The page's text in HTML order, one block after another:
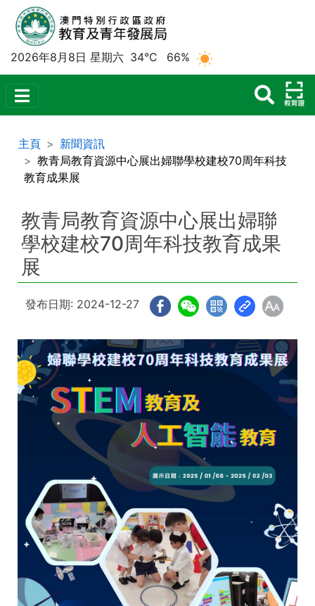
2026年8月8日 星期六 34°C 66%
主頁
新聞資訊
教青局教育資源中心展出婦聯學校建校70周年科技
教育成果展
教青局教育資源中心展出婦聯
學校建校70周年科技教育成果
展
發布日期: 2024-12-27